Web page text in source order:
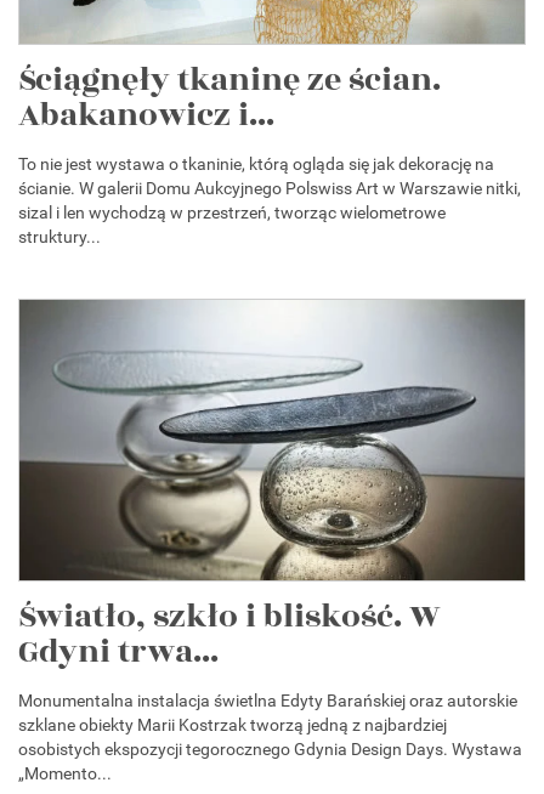
Ściągnęły tkaninę ze ścian.
Abakanowicz i...
To nie jest wystawa o tkaninie, którą ogląda się jak dekorację na
ścianie. W galerii Domu Aukcyjnego Polswiss Art w Warszawie nitki,
sizal i len wychodzą w przestrzeń, tworząc wielometrowe
struktury...
Światło, szkło i bliskość. W
Gdyni trwa...
Monumentalna instalacja świetlna Edyty Barańskiej oraz autorskie
szklane obiekty Marii Kostrzak tworzą jedną z najbardziej
osobistych ekspozycji tegorocznego Gdynia Design Days. Wystawa
„Momento...